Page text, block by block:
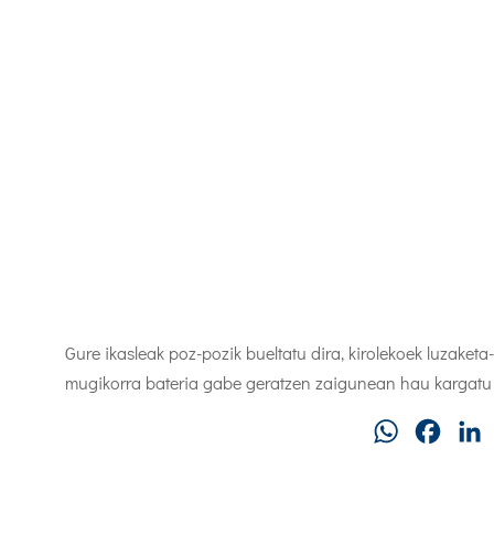
Gure ikasleak poz-pozik bueltatu dira, kirolekoek
mugikorra bateria gabe geratzen zaigunean hau
WhatsApp